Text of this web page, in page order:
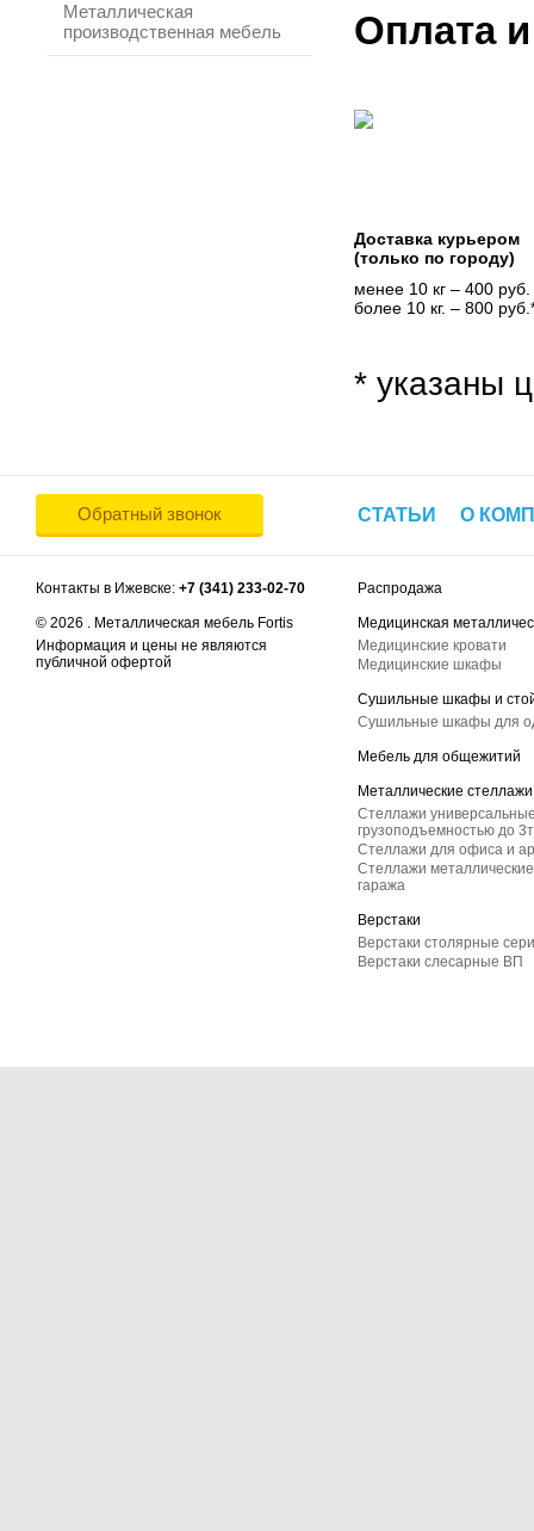
Металлическая
производственная мебель
Оплата
Доставка курьером
(только по городу)
менее 10 кг – 400 руб.
более 10 кг. – 800
* указаны
Обратный звонок СТАТЬИ О
Контакты в Ижевске: +7 (341) 233-02-70
© 2026 . Металлическая мебель Fortis
Информация и цены не являются
публичной офертой
Распродажа
Медицинская
Медицинские кровати
Медицинские шкафы
Сушильные шкафы и
Сушильные шкафы для
Мебель для общежитий
Металлические стеллажи
Стеллажи
грузоподъемностью до
Стеллажи для офиса и
Стеллажи
гаража
Верстаки
Верстаки столярные
Верстаки слесарные ВП